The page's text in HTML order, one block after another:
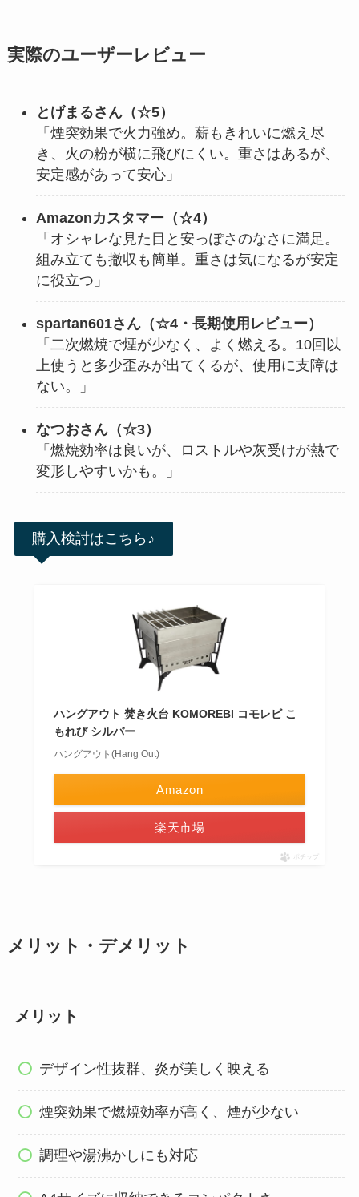
実際のユーザーレビュー
とげまるさん（☆5）
「煙突効果で火力強め。薪もきれいに燃え尽
き、火の粉が横に飛びにくい。重さはあるが、
安定感があって安心」
Amazonカスタマー（☆4）
「オシャレな見た目と安っぽさのなさに満足。
組み立ても撤収も簡単。重さは気になるが安定
に役立つ」
spartan601さん（☆4・長期使用レビュー）
「二次燃焼で煙が少なく、よく燃える。10回以
上使うと多少歪みが出てくるが、使用に支障は
ない。」
なつおさん（☆3）
「燃焼効率は良いが、ロストルや灰受けが熱で
変形しやすいかも。」
購入検討はこちら♪
ハングアウト 焚き火台 KOMOREBI コモレビ こ
もれび シルバー
ハングアウト(Hang Out)
Amazon
楽天市場
ポチップ
メリット・デメリット
メリット
デザイン性抜群、炎が美しく映える
煙突効果で燃焼効率が高く、煙が少ない
調理や湯沸かしにも対応